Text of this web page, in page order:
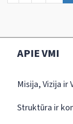
APIE VMI
Misija, Vizija ir
Struktūra ir